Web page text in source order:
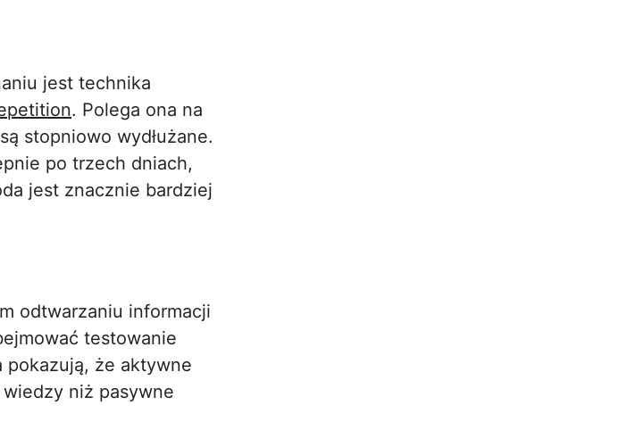
jest technika
. Polega ona na
stopniowo wydłużane.
po trzech dniach,
jest znacznie bardziej
odtwarzaniu informacji
testowanie
pokazują, że aktywne
niż pasywne